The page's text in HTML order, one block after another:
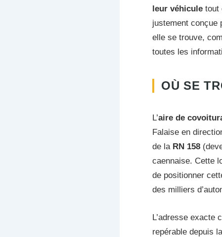
leur véhicule tout
justement conçue
elle se trouve,
toutes les
OÙ SE
L’aire de
Falaise en
de la RN 158
caennaise. Cette
de positionner
des milliers
L’adresse exacte
repérable depuis